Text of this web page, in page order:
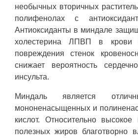
необычных вторичных
полифенолах с
Антиоксиданты в миндале
холестерина ЛПВП в крови
повреждения стенок
снижает вероятность
инсульта.
Миндаль является
мононенасыщенных и
кислот. Относительно высокое
полезных жиров благотворно